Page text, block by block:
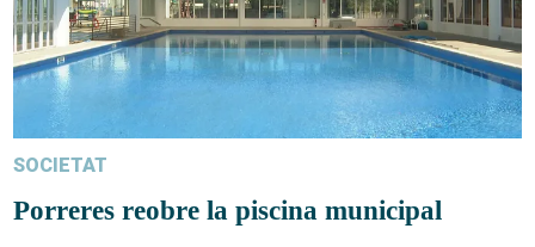
SOCIETAT
Porreres reobre la piscina municipal